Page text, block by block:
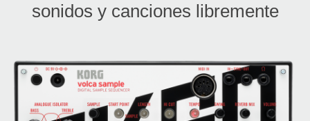
sonidos y canciones libremente